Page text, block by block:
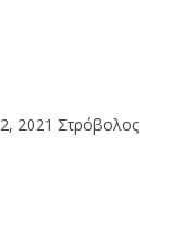
2021 Στρόβολος